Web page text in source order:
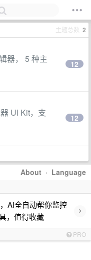
主题总数 2
器， 5 种主
12
UI Kit，支
12
About · Language
AI全自动帮你监控
，值得收藏
›
PRO